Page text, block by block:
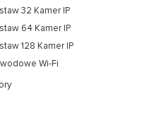
32 Kamer IP
64 Kamer IP
128 Kamer IP
Wi-Fi